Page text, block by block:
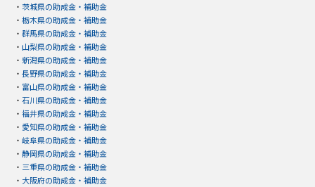
・ 茨城県の助成金・補助金
・ 栃木県の助成金・補助金
・ 群馬県の助成金・補助金
・ 山梨県の助成金・補助金
・ 新潟県の助成金・補助金
・ 長野県の助成金・補助金
・ 富山県の助成金・補助金
・ 石川県の助成金・補助金
・ 福井県の助成金・補助金
・ 愛知県の助成金・補助金
・ 岐阜県の助成金・補助金
・ 静岡県の助成金・補助金
・ 三重県の助成金・補助金
・ 大阪府の助成金・補助金